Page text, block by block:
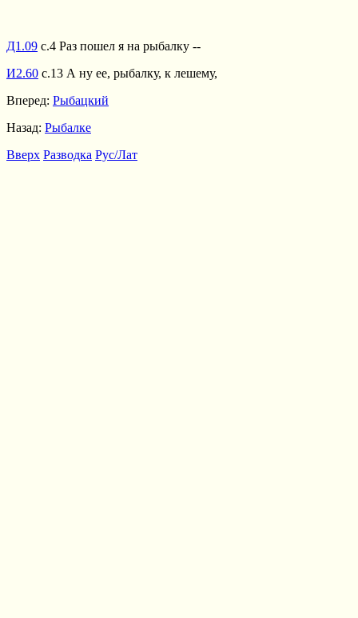
Д1.09 с.4 Раз пошел я на рыбалку --
И2.60 с.13 А ну ее, рыбалку, к лешему,
Вперед: Рыбацкий
Назад: Рыбалке
Вверх Разводка Рус/Лат